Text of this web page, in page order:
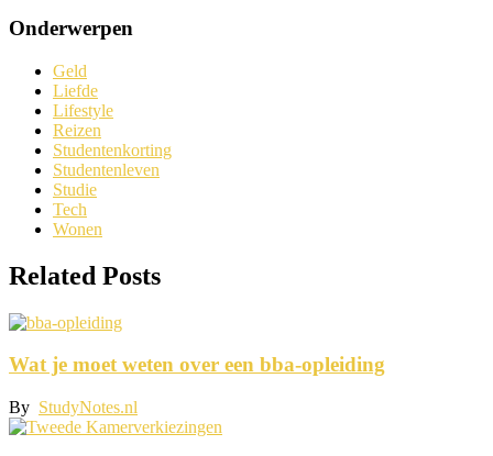
Onderwerpen
Geld
Liefde
Lifestyle
Reizen
Studentenkorting
Studentenleven
Studie
Tech
Wonen
Related Posts
Wat je moet weten over een bba-opleiding
By StudyNotes.nl